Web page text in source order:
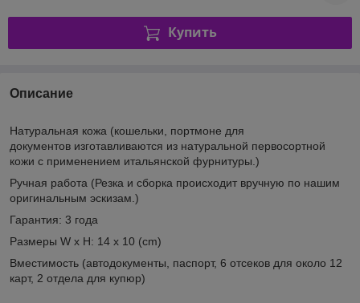
Купить
Описание
Натуральная кожа (кошельки, портмоне для
документов изготавливаются из натуральной первосортной
кожи с применением итальянской фурнитуры.)
Ручная работа (Резка и сборка происходит вручную по нашим
оригинальным эскизам.)
Гарантия: 3 года
Размеры W x H: 14 x 10 (cm)
Вместимость (автодокументы, паспорт, 6 отсеков для около 12
карт, 2 отдела для купюр)